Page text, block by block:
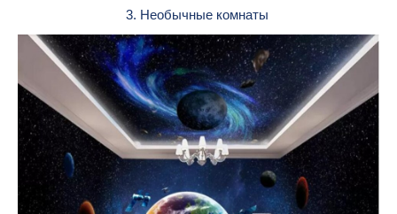
3. Необычные комнаты